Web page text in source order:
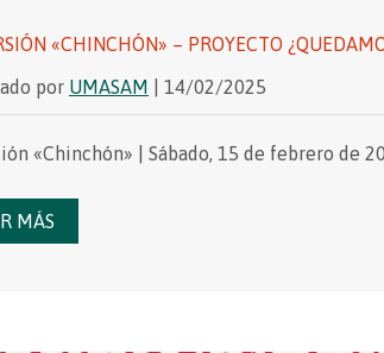
«CHINCHÓN» – PROYECTO
por UMASAM | 14/02/2025
«Chinchón» | Sábado, 15 de febrero de
MÁS